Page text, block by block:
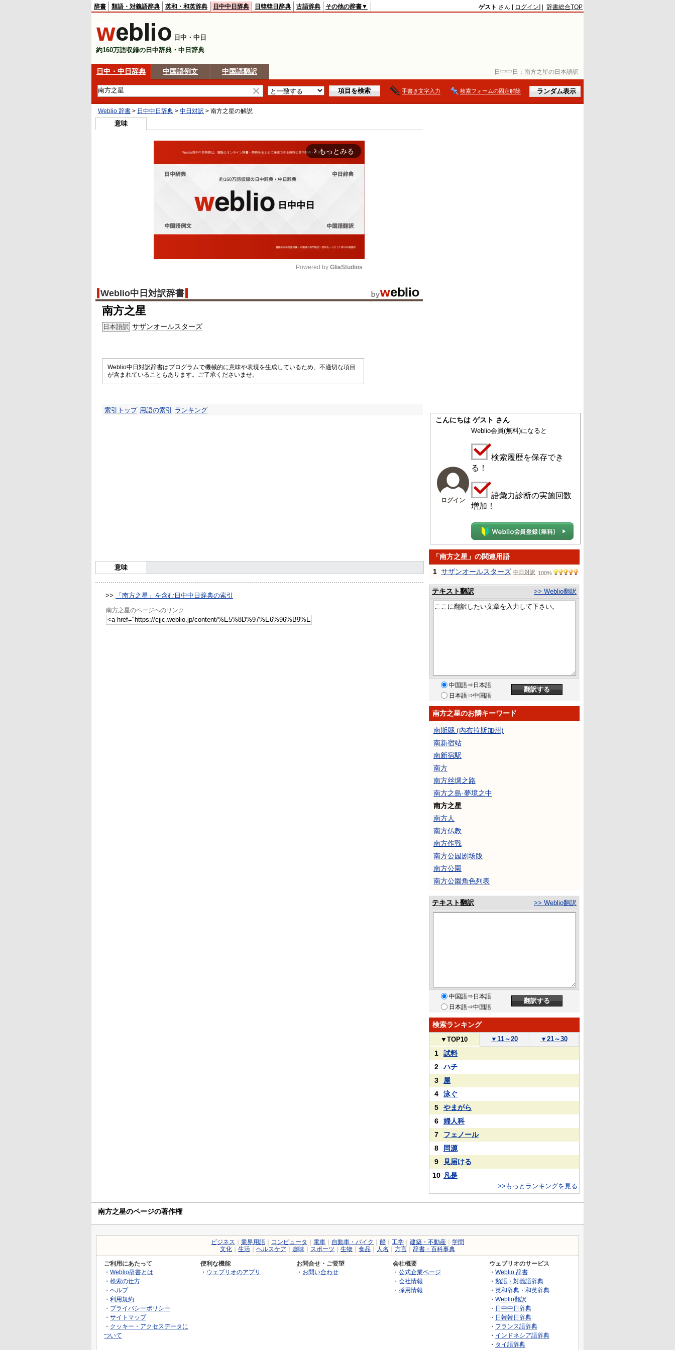
日中中日： 南方之星の日本語訳
辞書 類語・対義語辞典 英和・和英辞典 日中中日辞典 日韓韓日辞典 古語辞典 その他の辞書▼ ゲスト さん [ ログイン] | 辞書総合TOP
日中・中日
約160万語収録の日中辞典・中日辞典
日中・中日辞典 中国語例文 中国語翻訳
手書き文字入力 検索フォームの固定解除
Weblio 辞書 > 日中中日辞典 > 中日対訳 > 南方之星の解説
意味
arrow_forward_ios もっとみる
Powered by GliaStudios
Weblio中日対訳辞書
南方之星
日本語訳 サザンオールスターズ
Weblio中日対訳辞書はプログラムで機械的に意味や表現を生成しているため、不適切な項目
が含まれていることもあります。ご了承くださいませ。
索引トップ 用語の索引 ランキング
意味
>> 「南方之星」を含む日中中日辞典の索引
南方之星のページへのリンク
こんにちは ゲスト さん
ログイン
Weblio会員(無料)になると
検索履歴を保存でき
る！
語彙力診断の実施回数
増加！
「南方之星」の関連用語
1 サザンオールスターズ 中日対訳 100%
テキスト翻訳 >> Weblio翻訳
中国語⇒日本語
日本語⇒中国語
南方之星のお隣キーワード
南斯縣 (內布拉斯加州)
南新宿站
南新宿駅
南方
南方丝绸之路
南方之島·夢境之中
南方之星
南方人
南方仏教
南方作戰
南方公园剧场版
南方公園
南方公園角色列表
テキスト翻訳 >> Weblio翻訳
中国語⇒日本語
日本語⇒中国語
検索ランキング
▼ TOP10 ▼ 11～20 ▼ 21～30
1
試料
2
ハチ
3
屋
4
泳ぐ
5
やまがら
6
婦人科
7
フェノール
8
同源
9
見届ける
10 凡是
>>もっとランキングを見る
南方之星のページの著作権
ビジネス 業界用語 コンピュータ 電車 自動車・バイク 船 工学 建築・不動産
学問
文化
生活 ヘルスケア 趣味 スポーツ 生物 食品 人名 方言 辞書・百科事典
ご利用にあたって
・ Weblio辞書とは
・ 検索の仕方
・ ヘルプ
・ 利用規約
・ プライバシーポリシー
・ サイトマップ
・ クッキー・アクセスデータに
ついて
便利な機能
・ ウェブリオのアプリ
お問合せ・ご要望
・ お問い合わせ
会社概要
・ 公式企業ページ
・ 会社情報
・ 採用情報
ウェブリオのサービス
・ Weblio 辞書
・ 類語・対義語辞典
・ 英和辞典・和英辞典
・ Weblio翻訳
・ 日中中日辞典
・ 日韓韓日辞典
・ フランス語辞典
・ インドネシア語辞典
・ タイ語辞典